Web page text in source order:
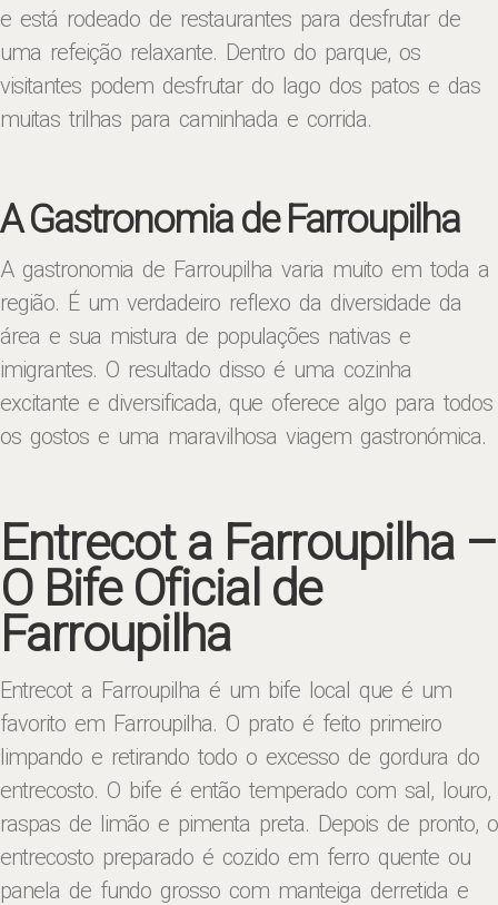
e está rodeado de restaurantes para desfrutar de
uma refeição relaxante. Dentro do parque, os
visitantes podem desfrutar do lago dos patos e das
muitas trilhas para caminhada e corrida.
A Gastronomia de Farroupilha
A gastronomia de Farroupilha varia muito em toda a
região. É um verdadeiro reflexo da diversidade da
área e sua mistura de populações nativas e
imigrantes. O resultado disso é uma cozinha
excitante e diversificada, que oferece algo para todos
os gostos e uma maravilhosa viagem gastronómica.
Entrecot a Farroupilha –
O Bife Oficial de
Farroupilha
Entrecot a Farroupilha é um bife local que é um
favorito em Farroupilha. O prato é feito primeiro
limpando e retirando todo o excesso de gordura do
entrecosto. O bife é então temperado com sal, louro,
raspas de limão e pimenta preta. Depois de pronto, o
entrecosto preparado é cozido em ferro quente ou
panela de fundo grosso com manteiga derretida e